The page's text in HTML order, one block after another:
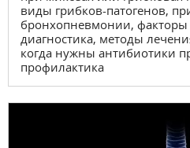
виды грибков-патогенов,
бронхопневмонии,
диагностика, методы
когда нужны антибиотики
профилактика